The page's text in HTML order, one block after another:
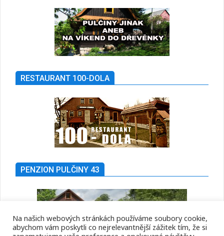
RESTAURANT 100-DOLA
PENZION PULČINY 43
Na našich webových stránkách používáme soubory cookie,
abychom vám poskytli co nejrelevantnější zážitek tím, že si